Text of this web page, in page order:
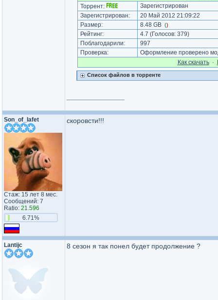
Торрент:
Зарегистрирован
Зарегистрирован:
20 Май 2012 21:09:22
Размер:
8.48 GB ()
Рейтинг: 4.7 (Голосов: 379)
Поблагодарили:
997
Проверка:
Оформление проверено
Как cкачать·
Список файлов в торренте
Son_of_Iafet
Стаж: 15 лет 8 мес.
Сообщений: 7
Ratio: 21.596
6.71%
скоровсти!!!
Lantijc 8 сезон я так понел будет продолжение ?